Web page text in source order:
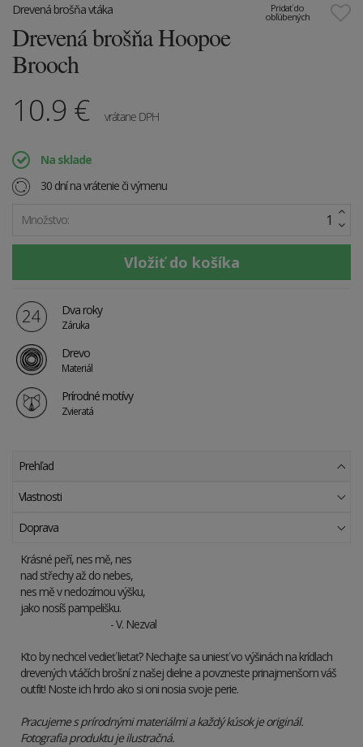
Pridať do
obľúbených
Drevená brošňa vtáka
Drevená brošňa Hoopoe
Brooch
10.9 € vrátane DPH
Na sklade
30 dní na vrátenie či výmenu
Množstvo:
Dva roky
Záruka
Drevo
Materiál
Prírodné motívy
Zvieratá
Prehľad
Vlastnosti
Doprava
Krásné peří, nes mě, nes
nad střechy až do nebes,
nes mě v nedozírnou výšku,
jako nosíš pampelišku.
- V. Nezval
Kto by nechcel vedieť lietať? Nechajte sa uniesť vo výšinách na krídlach
drevených vtáčích brošní z našej dielne a povzneste prinajmenšom váš
outfit! Noste ich hrdo ako si oni nosia svoje perie.
Pracujeme s prírodnými materiálmi a každý kúsok je originál.
Fotografia produktu je ilustračná.